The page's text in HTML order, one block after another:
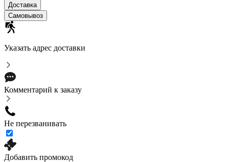
Доставка
Cамовывоз
Указать адрес доставки
Комментарий к заказу
Не перезванивать
Добавить промокод